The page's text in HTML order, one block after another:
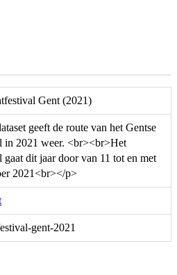
Gent (2021)
geeft de route van het Gentse
in 2021 weer. <br><br>Het
gaat dit jaar door van 11 tot en met
2021<br></p>
gent-2021